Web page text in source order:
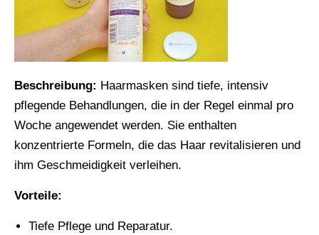
Beschreibung: Haarmasken sind tiefe, intensiv
pflegende Behandlungen, die in der Regel einmal pro
Woche angewendet werden. Sie enthalten
konzentrierte Formeln, die das Haar revitalisieren und
ihm Geschmeidigkeit verleihen.
Vorteile:
Tiefe Pflege und Reparatur.